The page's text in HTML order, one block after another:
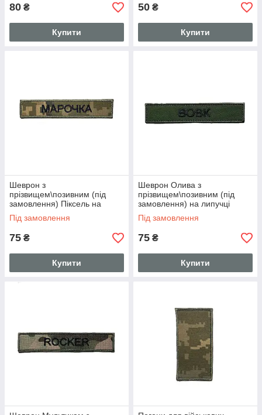
80 ₴
Купити
50 ₴
Купити
Шеврон з
прізвищем\позивним (під
замовлення) Піксель на
липучці 125мм*25мм
Під замовлення
75 ₴
Купити
Шеврон Олива з
прізвищем\позивним (під
замовлення) на липучці
125мм*25мм
Під замовлення
75 ₴
Купити